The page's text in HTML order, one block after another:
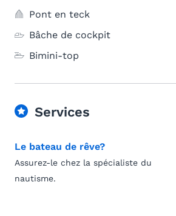
Pont en teck
Bâche de cockpit
Bimini-top
Services
Le bateau de rêve?
Assurez-le chez la spécialiste du
nautisme.